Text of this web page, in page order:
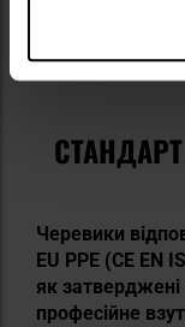
Черевики
EU PPE (CE EN
як затверджені
професійне